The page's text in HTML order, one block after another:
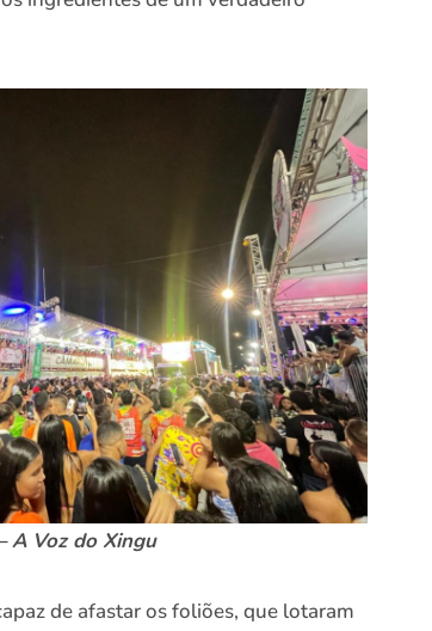
A Voz do Xingu
de afastar os foliões, que lotaram